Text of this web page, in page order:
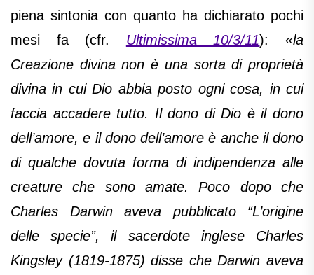
piena sintonia con quanto ha dichiarato pochi
mesi fa (cfr. Ultimissima 10/3/11):«la
Creazione divina non è una sorta di proprietà
divina in cui Dio abbia posto ogni cosa, in cui
faccia accadere tutto. Il dono di Dio è il dono
dell’amore, e il dono dell’amore è anche il dono
di qualche dovuta forma di indipendenza alle
creature che sono amate. Poco dopo che
Charles Darwin aveva pubblicato “L’origine
delle specie”, il sacerdote inglese Charles
Kingsley (1819-1875) disse che Darwin aveva